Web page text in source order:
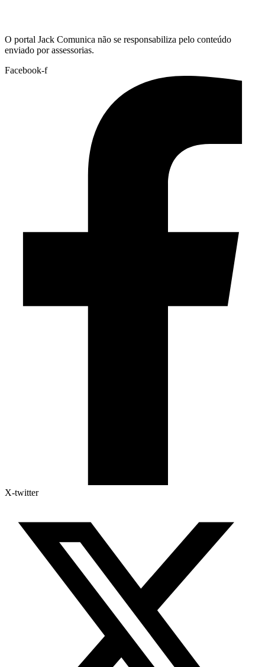
O portal Jack Comunica não se responsabiliza pelo conteúdo
enviado por assessorias.
Facebook-f
X-twitter